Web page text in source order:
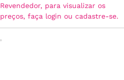
Revendedor, para visualizar os
preços, faça login ou cadastre-se.